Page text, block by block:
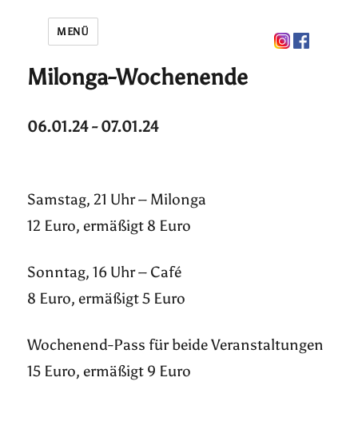
MENÜ
Milonga-Wochenende
06.01.24 - 07.01.24
Samstag, 21 Uhr – Milonga
12 Euro, ermäßigt 8 Euro
Sonntag, 16 Uhr – Café
8 Euro, ermäßigt 5 Euro
Wochenend-Pass für beide Veranstaltungen
15 Euro, ermäßigt 9 Euro